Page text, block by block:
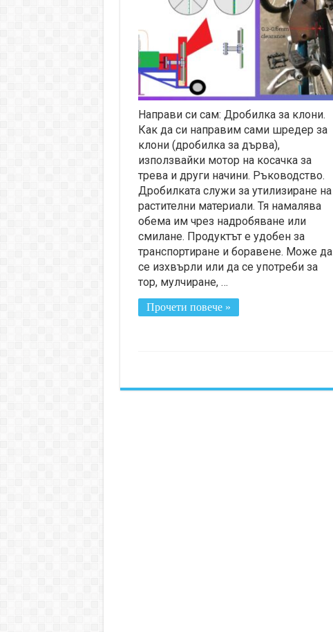
Направи си сам: Дробилка за клони.
Как да си направим сами шредер за
клони (дробилка за дърва),
използвайки мотор на косачка за
трева и други начини. Ръководство.
Дробилката служи за утилизиране на
растителни материали. Тя намалява
обема им чрез надробяване или
смилане. Продуктът е удобен за
транспортиране и боравене. Може да
се изхвърли или да се употреби за
тор, мулчиране, …
Прочети повече »